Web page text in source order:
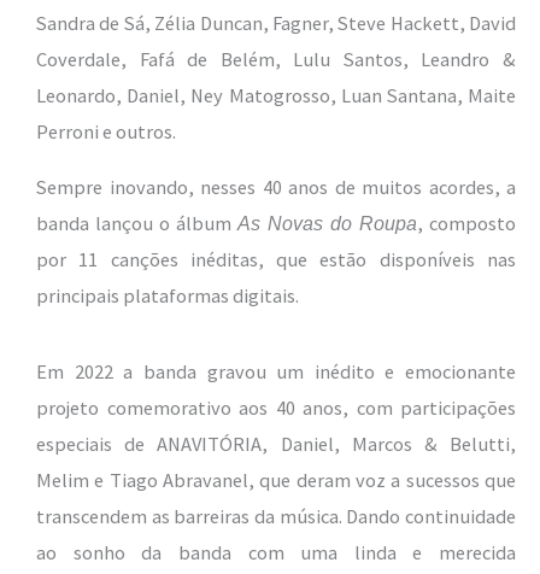
Sandra de Sá, Zélia Duncan, Fagner, Steve Hackett, David
Coverdale, Fafá de Belém, Lulu Santos, Leandro &
Leonardo, Daniel, Ney Matogrosso, Luan Santana, Maite
Perroni e outros.
Sempre inovando, nesses 40 anos de muitos acordes, a
banda lançou o álbum As Novas do Roupa, composto
por 11 canções inéditas, que estão disponíveis nas
principais plataformas digitais.
Em 2022 a banda gravou um inédito e emocionante
projeto comemorativo aos 40 anos, com participações
especiais de ANAVITÓRIA, Daniel, Marcos & Belutti,
Melim e Tiago Abravanel, que deram voz a sucessos que
transcendem as barreiras da música. Dando continuidade
ao sonho da banda com uma linda e merecida